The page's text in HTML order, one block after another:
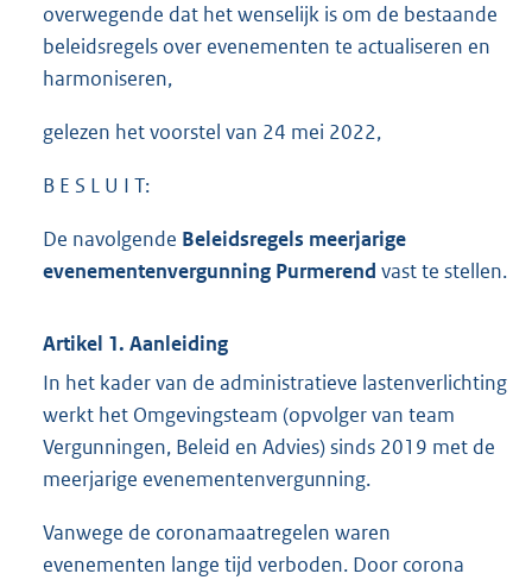
overwegende dat het wenselijk is om de bestaande
beleidsregels over evenementen te actualiseren en
harmoniseren,
gelezen het voorstel van 24 mei 2022,
B E S L U I T:
De navolgende Beleidsregels meerjarige
evenementenvergunning Purmerend vast te stellen.
Artikel 1. Aanleiding
In het kader van de administratieve lastenverlichting
werkt het Omgevingsteam (opvolger van team
Vergunningen, Beleid en Advies) sinds 2019 met de
meerjarige evenementenvergunning.
Vanwege de coronamaatregelen waren
evenementen lange tijd verboden. Door corona